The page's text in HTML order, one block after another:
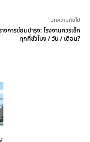
บทความถัดไป
งการซ่อมบำรุง: โรงงานควรเช็ก
ทุกกี่ชั่วโมง / วัน / เดือน?